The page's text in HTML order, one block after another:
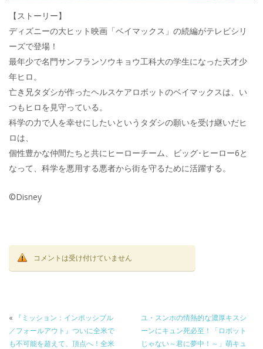
【ストーリー】
ディズニーの大ヒット映画「ベイマックス」の続編がテレビシリ
ーズで登場！
最年少で名門サンフランソウキョウ工科大の学生になった天才少
年ヒロ。
亡き兄タダシが作ったヘルスケアロボットのベイマックスは、い
つもヒロを見守っている。
科学の力で人を幸せにしたいというタダシの願いを受け継いだヒ
ロは、
個性豊かな仲間たちと共にヒーローチーム、ビッグ･ヒーロー6と
なって、科学を悪用する悪者から街を守るために活躍する。
©Disney
コメントは受け付けていません
«
『ミッション：インポッシブル
／フォールアウト』ついに全米で
も不可能を超えて、頂点へ！全米
ユ・スンホの情熱的な濃厚キスシ
ーンにキュン死必至！「ロボット
じゃない～君に夢中！～」萌キュ